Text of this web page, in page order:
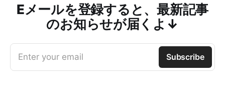
Eメールを登録すると、最新記事
のお知らせが届くよ↓
Enter your email Subscribe